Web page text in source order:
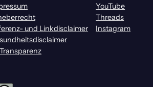
und Linkdisclaimer
YouTube
Threads
Instagram